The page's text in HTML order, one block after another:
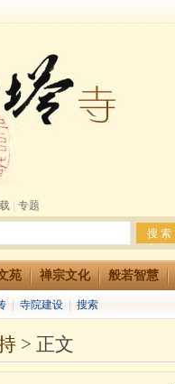
》
招生简章
两利普渡群蒙盂兰盆
简章
专题
苑 禅宗文化 般若智慧
寺院建设 搜索
> 正文